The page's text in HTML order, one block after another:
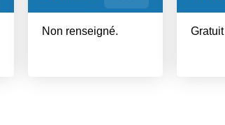
Non renseigné. Gratuit